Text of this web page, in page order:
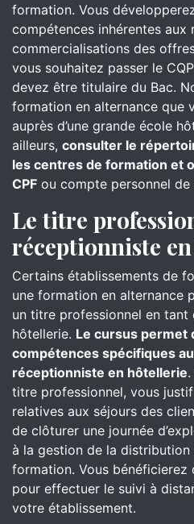
formation. Vous
compétences inhérentes aux
commercialisations des
vous souhaitez passer le
devez être titulaire du Bac.
formation en alternance que
auprès d’une grande école
ailleurs, consulter le
les centres de formation et
CPF ou compte personnel
Le titre
réceptionniste
Certains établissements de
une formation en alternance
un titre professionnel en tant
hôtellerie. Le cursus permet
compétences spécifiques
réceptionniste en hôtellerie
titre professionnel, vous
relatives aux séjours des
de clôturer une journée
à la gestion de la distribution
formation. Vous bénéficierez
pour effectuer le suivi à
votre établissement.